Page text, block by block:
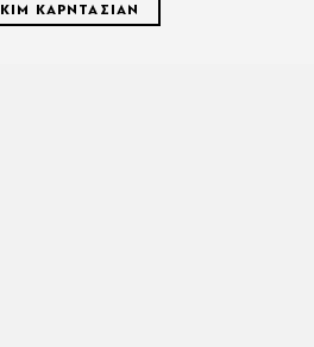
ΚΙΜ ΚΑΡΝΤΑΣΙΑΝ